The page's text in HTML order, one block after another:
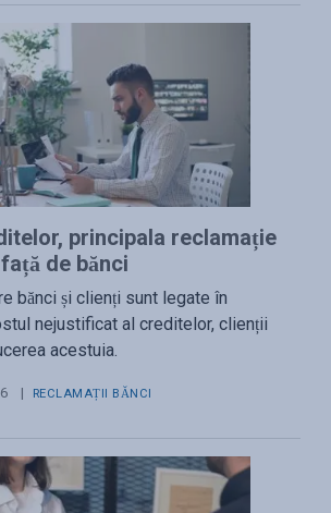
principala reclamație
de bănci
bănci și clienți sunt legate în
nejustificat al creditelor, clienții
acestuia.
| RECLAMAȚII BĂNCI